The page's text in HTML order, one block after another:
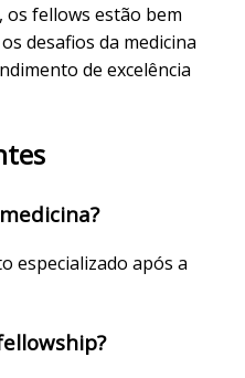
fellows estão bem
desafios da medicina
de excelência
especializado após a